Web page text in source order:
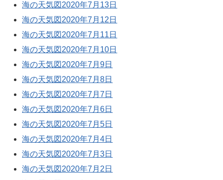
海の天気図2020年7月13日
海の天気図2020年7月12日
海の天気図2020年7月11日
海の天気図2020年7月10日
海の天気図2020年7月9日
海の天気図2020年7月8日
海の天気図2020年7月7日
海の天気図2020年7月6日
海の天気図2020年7月5日
海の天気図2020年7月4日
海の天気図2020年7月3日
海の天気図2020年7月2日